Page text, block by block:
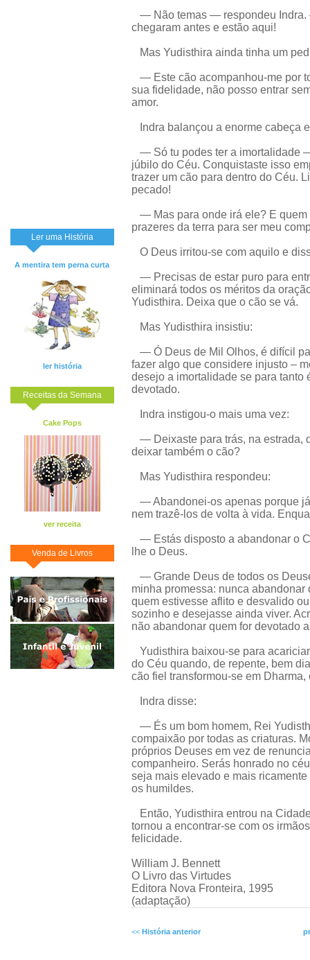
Ler uma História
A mentira tem perna curta
ler história
Receitas da Semana
Cake Pops
ver receita
Venda de Livros
— Não temas — respondeu Indra.
chegaram antes e estão aqui!
Mas Yudisthira ainda tinha um
— Este cão acompanhou-me por
sua fidelidade, não posso entrar
amor.
Indra balançou a enorme cabeça
— Só tu podes ter a imortalidade
júbilo do Céu. Conquistaste isso
trazer um cão para dentro do Céu.
pecado!
— Mas para onde irá ele? E quem
prazeres da terra para ser meu
O Deus irritou-se com aquilo e
— Precisas de estar puro para
eliminará todos os méritos da
Yudisthira. Deixa que o cão se vá.
Mas Yudisthira insistiu:
— Ó Deus de Mil Olhos, é difícil
fazer algo que considere injusto –
desejo a imortalidade se para tanto
devotado.
Indra instigou-o mais uma vez:
— Deixaste para trás, na estrada,
deixar também o cão?
Mas Yudisthira respondeu:
— Abandonei-os apenas porque
nem trazê-los de volta à vida.
— Estás disposto a abandonar o
lhe o Deus.
— Grande Deus de todos os
minha promessa: nunca
quem estivesse aflito e desvalido
sozinho e desejasse ainda viver.
não abandonar quem for devotado
Yudisthira baixou-se para
do Céu quando, de repente, bem
cão fiel transformou-se em
Indra disse:
— És um bom homem, Rei
compaixão por todas as criaturas.
próprios Deuses em vez de
companheiro. Serás honrado no
seja mais elevado e mais
os humildes.
Então, Yudisthira entrou na
tornou a encontrar-se com os
felicidade.
William J. Bennett
O Livro das Virtudes
Editora Nova Fronteira, 1995
(adaptação)
<< História anterior